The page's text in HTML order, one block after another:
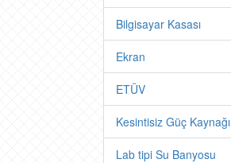
Bilgisayar Kasası
Ekran
ETÜV
Kesintisiz Güç Kaynağı
Lab tipi Su Banyosu